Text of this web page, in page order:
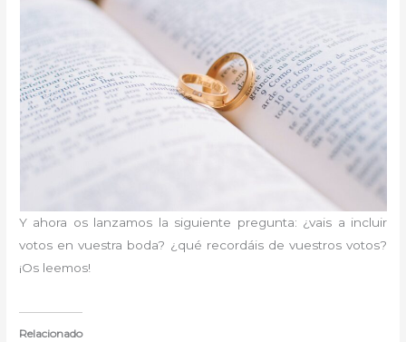
Y ahora os lanzamos la siguiente pregunta: ¿vais a incluir
votos en vuestra boda? ¿qué recordáis de vuestros votos?
¡Os leemos!
Relacionado